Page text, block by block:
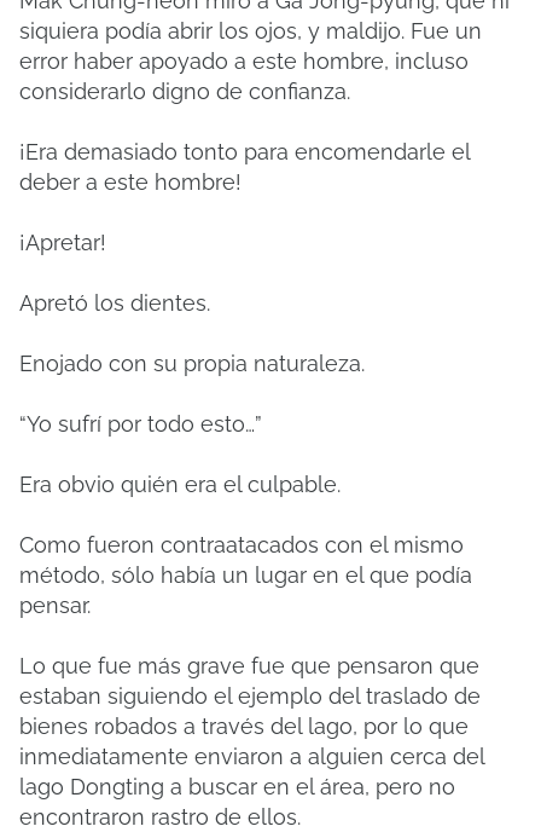
siquiera podía abrir los ojos, y maldijo. Fue un
error haber apoyado a este hombre, incluso
considerarlo digno de confianza.
¡Era demasiado tonto para encomendarle el
deber a este hombre!
¡Apretar!
Apretó los dientes.
Enojado con su propia naturaleza.
“Yo sufrí por todo esto…”
Era obvio quién era el culpable.
Como fueron contraatacados con el mismo
método, sólo había un lugar en el que podía
pensar.
Lo que fue más grave fue que pensaron que
estaban siguiendo el ejemplo del traslado de
bienes robados a través del lago, por lo que
inmediatamente enviaron a alguien cerca del
lago Dongting a buscar en el área, pero no
encontraron rastro de ellos.